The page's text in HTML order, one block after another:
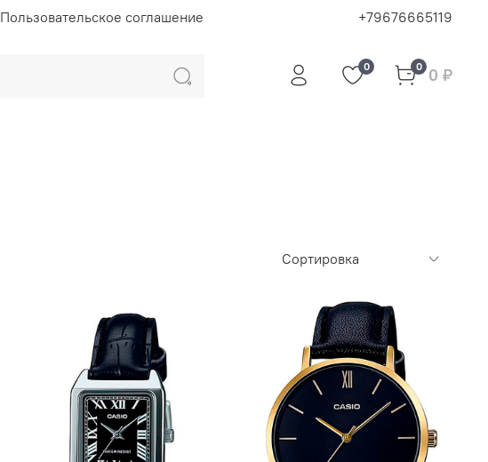
Пользовательское соглашение +79676665119
0 0 0 ₽